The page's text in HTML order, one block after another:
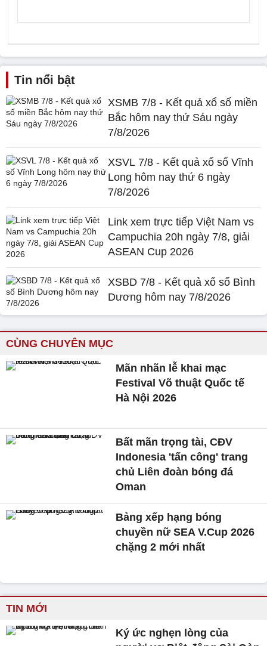
Tin nổi bật
XSMB 7/8 - Kết quả xổ số miền
Bắc hôm nay thứ Sáu ngày
7/8/2026
XSVL 7/8 - Kết quả xổ số Vĩnh
Long hôm nay thứ 6 ngày
7/8/2026
Link xem trực tiếp Việt Nam vs
Campuchia 20h ngày 7/8, giải
ASEAN Cup 2026
XSBD 7/8 - Kết quả xổ số Bình
Dương hôm nay 7/8/2026
CÙNG CHUYÊN MỤC
Mãn nhãn lễ khai mạc
Festival Võ thuật Quốc tế
Hà Nội 2026
Bất mãn trọng tài, CĐV
Indonesia 'tấn công' trang
chủ Liên đoàn bóng đá
Oman
Bảng xếp hạng bóng
chuyền nữ SEA V.Cup 2026
chặng 2 mới nhất
TIN MỚI
Ký ức nghẹn lòng của